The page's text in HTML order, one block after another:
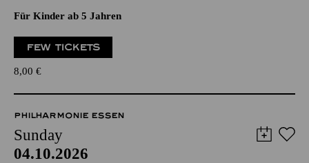
Für Kinder ab 5 Jahren
FEW TICKETS
8,00 €
PHILHARMONIE ESSEN
Sunday
04.10.2026